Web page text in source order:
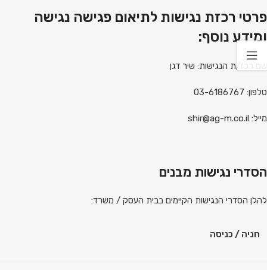
פרטי רכזת נגישות לתיאום פגישה נגישה
ומידע נוסף:
שם רכז/ת הנגישות: שיר דגן
טלפון: 03-6186767
מייל: shir@ag-m.co.il
הסדרי נגישות מבנים
להלן הסדרי הנגישות הקיימים בבית העסק / משרד:
חניה / כניסה